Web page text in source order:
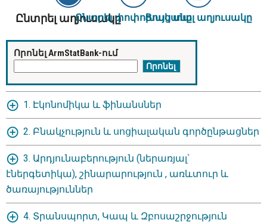
Ընտրել աղյուսակըԸնտրել փոփոխականըՑույց տալ աղյուսակը
Որոնել ArmStatBank-ում
1. Էկոնոմիկա և ֆինանսներ
2. Բնակչություն և սոցիալական գործընթացներ
3. Արդյունաբերություն (ներառյալ`
էներգետիկա), շինարարություն , առևտուր և
ծառայություններ
4. Տրանսպորտ, Կապ և Զբոսաշրջություն